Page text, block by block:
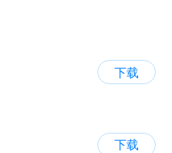
下载
下载